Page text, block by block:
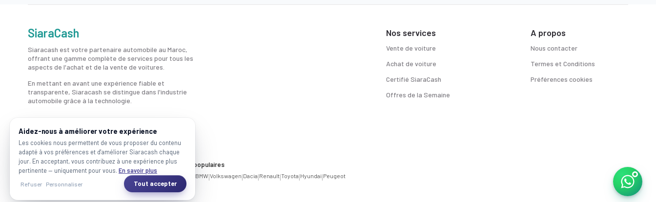
SiaraCash
Siaracash est votre partenaire automobile au Maroc,
offrant une gamme complète de services pour tous les
aspects de l'achat et de la vente de voitures.
En mettant en avant une expérience fiable et
transparente, Siaracash se distingue dans l'industrie
automobile grâce à la technologie.
Nos services
Vente de voiture
Achat de voiture
Certifié SiaraCash
Offres de la Semaine
A propos
Nous contacter
Termes et Conditions
Préférences cookies
Voitures par ville
Rabat Mohammadia Salé|Témara|Kénitra
Marques populaires
Mercedes BMW|Volkswagen|Dacia|Renault|Toyota|Hyundai|Peugeot
2026 SiaraCash - Tous les droits sont réservés
Aidez-nous à améliorer votre expérience
Les cookies nous permettent de vous proposer du contenu
adapté à vos préférences et d'améliorer Siaracash chaque
jour. En acceptant, vous contribuez à une expérience plus
pertinente — uniquement pour vous. En savoir plus
Refuser Personnaliser Tout accepter